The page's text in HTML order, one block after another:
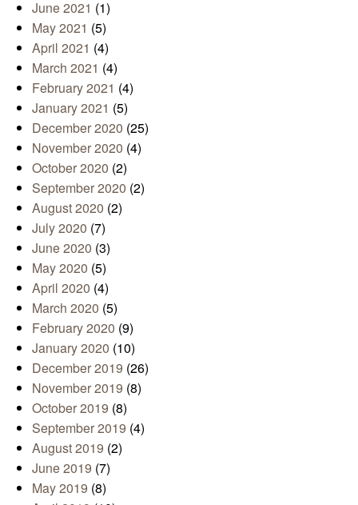
June 2021 (1)
May 2021 (5)
April 2021 (4)
March 2021 (4)
February 2021 (4)
January 2021 (5)
December 2020 (25)
November 2020 (4)
October 2020 (2)
September 2020 (2)
August 2020 (2)
July 2020 (7)
June 2020 (3)
May 2020 (5)
April 2020 (4)
March 2020 (5)
February 2020 (9)
January 2020 (10)
December 2019 (26)
November 2019 (8)
October 2019 (8)
September 2019 (4)
August 2019 (2)
June 2019 (7)
May 2019 (8)